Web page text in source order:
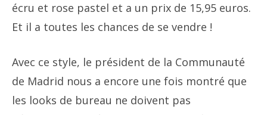
écru et rose pastel et a un prix de 15,95 euros.
Et il a toutes les chances de se vendre !
Avec ce style, le président de la Communauté
de Madrid nous a encore une fois montré que
les looks de bureau ne doivent pas